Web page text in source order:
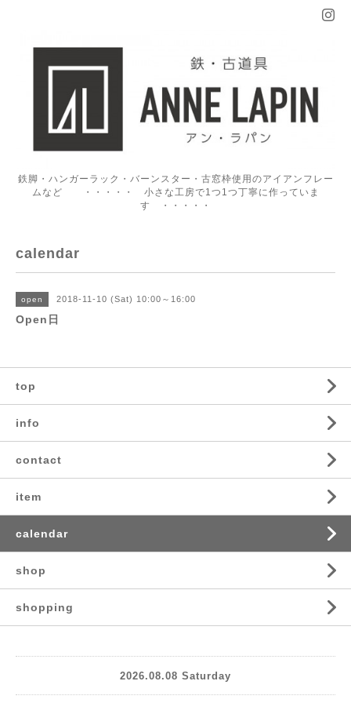
鉄脚・ハンガーラック・バーンスター・古窓枠使用のアイアンフレー
ムなど ・・・・・ 小さな工房で1つ1つ丁寧に作っていま
す ・・・・・
calendar
open 2018-11-10 (Sat) 10:00～16:00
Open日
top
info
contact
item
calendar
shop
shopping
2026.08.08 Saturday